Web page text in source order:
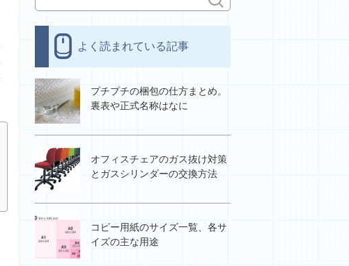
よく読まれている記事
プチプチの梱包の仕方まとめ。
裏表や正式名称はなに
オフィスチェアのガス抜け対策
とガスシリンダーの交換方法
コピー用紙のサイズ一覧、各サ
イズの主な用途